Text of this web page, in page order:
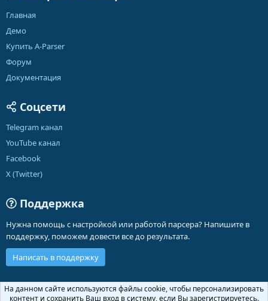
Главная
Демо
Купить A-Parser
Форум
Документация
Соцсети
Telegram канал
YouTube канал
Facebook
X (Twitter)
Поддержка
Нужна помощь с настройкой или работой парсера? Напишите в
поддержку, поможем довести все до результата.
Написать в поддержку
Russian (RU)
На данном сайте используются файлы cookie, чтобы персонализировать
контент и сохранить Ваш вход в систему, если Вы зарегистрируетесь.